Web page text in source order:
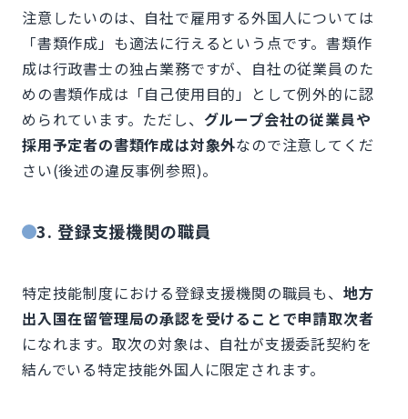
注意したいのは、自社で雇用する外国人については
「書類作成」も適法に行えるという点です。書類作
成は行政書士の独占業務ですが、自社の従業員のた
めの書類作成は「自己使用目的」として例外的に認
められています。ただし、 グループ会社の従業員や
採用予定者の書類作成は対象外なので注意してくだ
さい(後述の違反事例参照)。
3. 登録支援機関の職員
特定技能制度における登録支援機関の職員も、 地方
出入国在留管理局の承認を受けることで申請取次者
になれます。取次の対象は、自社が支援委託契約を
結んでいる特定技能外国人に限定されます。